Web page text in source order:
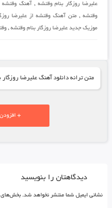
علیرضا روزگار بنام وقتشه , آهنگ وقتشه
وقتشه, متن آهنگ وقتشه از علیرضا
موزیک جدید علیرضا روزگار بنام وقتشه,
متن ترانه دانلود آهنگ علیرضا
+
دیدگاهتان را بنویسید
نشانی ایمیل شما منتشر نخواهد شد. بخش‌های